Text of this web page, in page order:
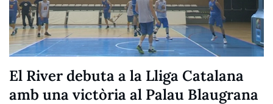
El River debuta a la Lliga Catalana
amb una victòria al Palau Blaugrana